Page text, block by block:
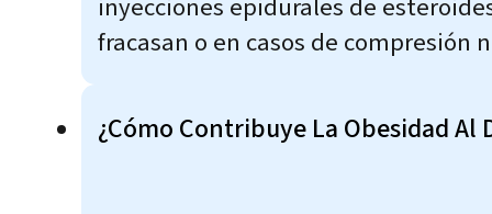
inyecciones epidurales de
fracasan o en casos de compresión
¿Cómo Contribuye La Obesidad Al